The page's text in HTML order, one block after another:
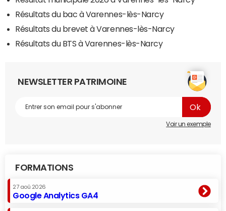
Résultats du bac à Varennes-lès-Narcy
Résultats du brevet à Varennes-lès-Narcy
Résultats du BTS à Varennes-lès-Narcy
NEWSLETTER PATRIMOINE
Voir un exemple
FORMATIONS
27 aoû 2026
Google Analytics GA4